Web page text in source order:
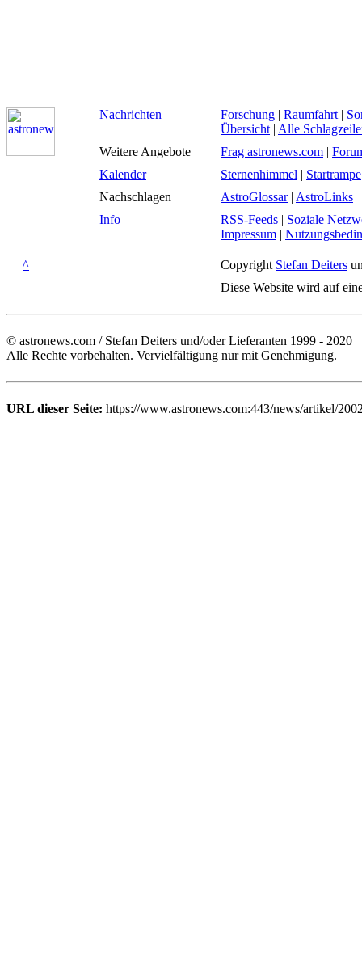
Nachrichten Forschung | Raumfahrt |
Übersicht | Alle
Weitere Angebote
Frag astronews.com |
Kalender
Sternenhimmel | Startrampe
Nachschlagen
AstroGlossar| AstroLinks
Info
RSS-Feeds | Soziale
Impressum |
^ Copyright Stefan Deiters
Diese Website wird auf
© astronews.com / Stefan Deiters und/oder Lieferanten 1999 - 2020
Alle Rechte vorbehalten. Vervielfältigung nur mit Genehmigung.
URL dieser Seite: https://www.astronews.com:443/news/artikel/